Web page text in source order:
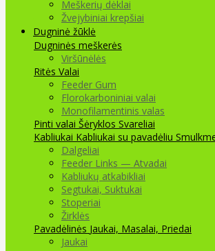
Meškerių dėklai
Žvejybiniai krepšiai
Dugninė žūklė
Dugninės meškerės
Viršūnėlės
Ritės Valai
Feeder Gum
Florokarboniniai valai
Monofilamentinis valas
Pinti valai Šėryklos Svareliai
Kabliukai Kabliukai su pavadėliu
Dalgeliai
Feeder Links — Atvadai
Kabliukų atkabikliai
Segtukai, Suktukai
Stoperiai
Žirklės
Pavadėlinės Jaukai, Masalai, Priedai
Jaukai